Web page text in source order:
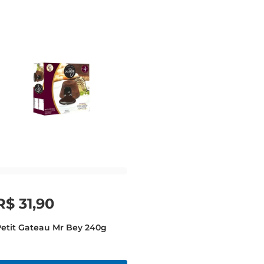
31,90
Gateau Mr Bey 240g